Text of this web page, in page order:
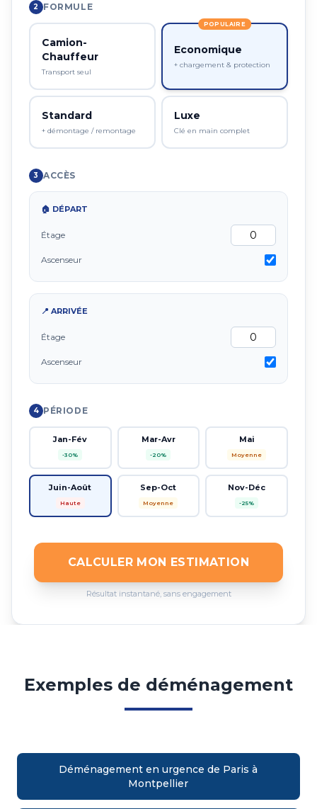
2 FORMULE
Camion-
Chauffeur
Transport seul
POPULAIRE
Economique
+ chargement & protection
Standard
+ démontage / remontage
Luxe
Clé en main complet
3 ACCÈS
🏠 DÉPART
Étage
Ascenseur
📍 ARRIVÉE
Étage
Ascenseur
4 PÉRIODE
Jan-Fév
-30%
Mar-Avr
-20%
Mai
Moyenne
Juin-Août
Haute
Sep-Oct
Moyenne
Nov-Déc
-25%
CALCULER MON ESTIMATION
Résultat instantané, sans engagement
Exemples de déménagement
Déménagement en urgence de Paris à
Montpellier